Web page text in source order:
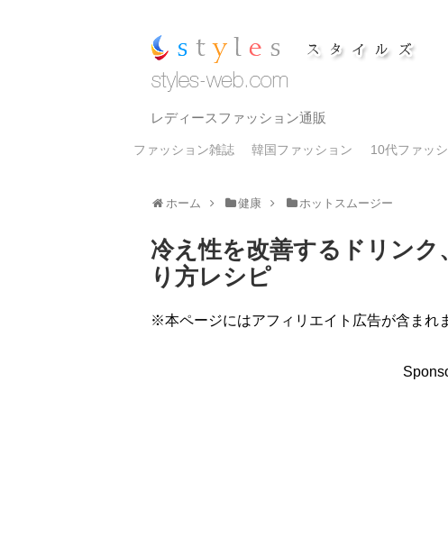
レディースファッション通販
ファッション雑誌 韓国ファッション 10代ファッ
ホーム 健康 ホットスムージー
冷え性を改善するドリン
り方レシピ
※本ページにはアフィリエイト広告が含まれ